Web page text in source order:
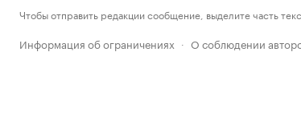
Чтобы отправить редакции сообщение, выделите часть
Информация об ограничениях · О соблюдении